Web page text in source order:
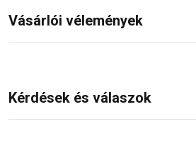
Vásárlói vélemények
Kérdések és válaszok